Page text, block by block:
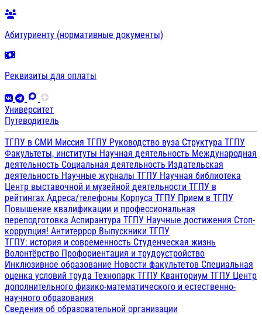
Абитуриенту (нормативные документы)
Реквизиты для оплаты
Университет
Путеводитель
ТГПУ в СМИ Миссия ТГПУ Руководство вуза Структура ТГПУ
Факультеты, институты Научная деятельность Международная
деятельность Социальная деятельность Издательская
деятельность Научные журналы ТГПУ Научная библиотека
Центр выставочной и музейной деятельности ТГПУ в
рейтингах Адреса/телефоны Корпуса ТГПУ Прием в ТГПУ
Повышение квалификации и профессиональная
переподготовка Аспирантура ТГПУ Научные достижения Стоп-
коррупция! Антитеррор Выпускники ТГПУ
ТГПУ: история и современность Студенческая жизнь
Волонтёрство Профориентация и трудоустройство
Инклюзивное образование Новости факультетов Специальная
оценка условий труда Технопарк ТГПУ Кванториум ТГПУ Центр
дополнительного физико-математического и естественно-
научного образования
Сведения об образовательной организации